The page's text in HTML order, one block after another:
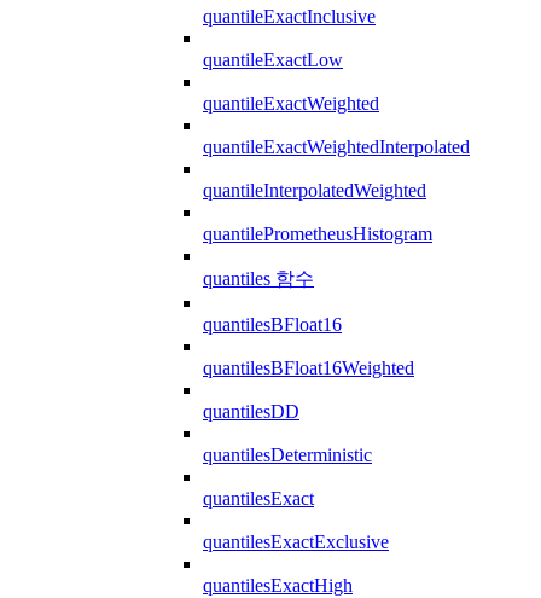
quantileExactInclusive
quantileExactLow
quantileExactWeighted
quantileExactWeightedInterpolated
quantileInterpolatedWeighted
quantilePrometheusHistogram
quantiles 함수
quantilesBFloat16
quantilesBFloat16Weighted
quantilesDD
quantilesDeterministic
quantilesExact
quantilesExactExclusive
quantilesExactHigh